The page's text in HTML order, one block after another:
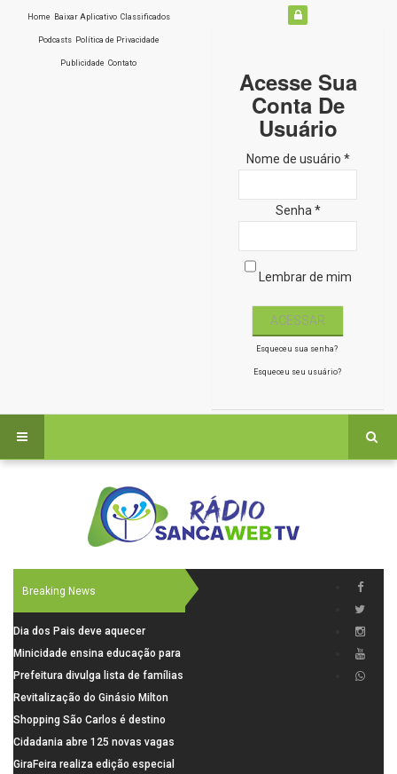
Home Baixar Aplicativo Classificados
Podcasts Política de Privacidade
Publicidade Contato
Acesse Sua
Conta De
Usuário
Nome de usuário *
Senha *
Lembrar de mim
Esqueceu sua senha?
Esqueceu seu usuário?
Breaking News
Dia dos Pais deve aquecer
comércio de São Carlos com
renda em alta e maior circulação
de consumidores
Minicidade ensina educação para
o trânsito a 264 crianças da rede
municipal
Prefeitura divulga lista de famílias
pré-selecionadas pela Caixa para
o Residencial Santa Felícia
Revitalização do Ginásio Milton
Olaio filho avança com obras de
recuperação
Shopping São Carlos é destino
para celebrar o Dia dos Pais com
presentes, gastronomia e lazer
Cidadania abre 125 novas vagas
para oficinas de convivência
GiraFeira realiza edição especial